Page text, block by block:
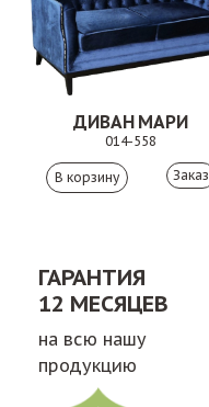
ДИВАН МАРИ
014-558
Заказ
ГАРАНТИЯ
12 МЕСЯЦЕВ
на всю нашу
продукцию